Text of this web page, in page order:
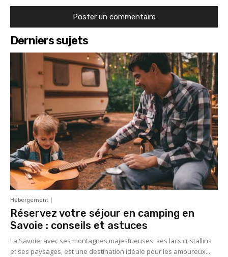
Derniers sujets
Hébergement
Réservez votre séjour en camping en
Savoie : conseils et astuces
La Savoie, avec ses montagnes majestueuses, ses lacs cristallins
et ses paysages, est une destination idéale pour les amoureux...